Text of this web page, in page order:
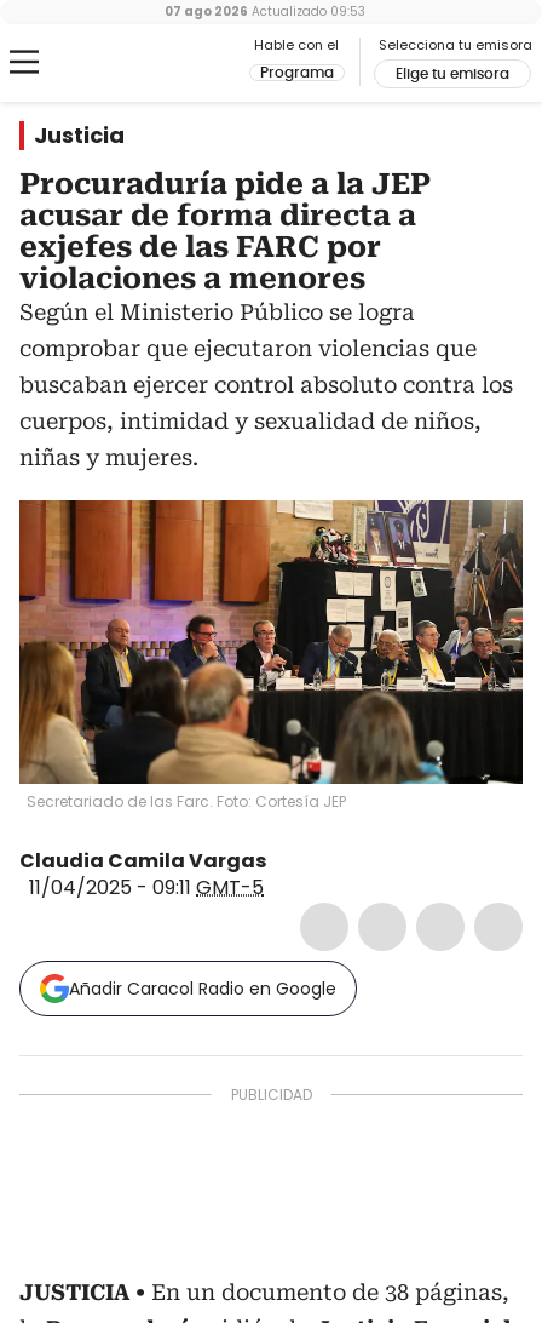
Hable con el
Programa
Selecciona tu emisora
Elige tu emisora
07 ago 2026 Actualizado 09:53
Justicia
Procuraduría pide a la JEP
acusar de forma directa a
exjefes de las FARC por
violaciones a menores
Según el Ministerio Público se logra
comprobar que ejecutaron violencias que
buscaban ejercer control absoluto contra los
cuerpos, intimidad y sexualidad de niños,
niñas y mujeres.
Secretariado de las Farc. Foto: Cortesía JEP
Claudia Camila Vargas
11/04/2025 - 09:11 GMT-5
Añadir Caracol Radio en Google
JUSTICIA
En un documento de 38 páginas,